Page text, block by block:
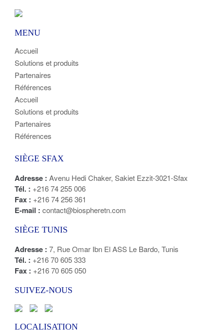
MENU
Accueil
Solutions et produits
Partenaires
Références
Accueil
Solutions et produits
Partenaires
Références
SIÈGE SFAX
Adresse : Avenu Hedi Chaker, Sakiet Ezzit-3021-Sfax
Tél. : +216 74 255 006
Fax : +216 74 256 361
E-mail : contact@biospheretn.com
SIÈGE TUNIS
Adresse : 7, Rue Omar Ibn El ASS Le Bardo, Tunis
Tél. : +216 70 605 333
Fax : +216 70 605 050
SUIVEZ-NOUS
LOCALISATION